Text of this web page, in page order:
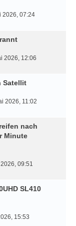
2026, 07:24
2026, 12:06
Satellit
2026, 11:02
nach
Minute
09:51
SL410
15:53